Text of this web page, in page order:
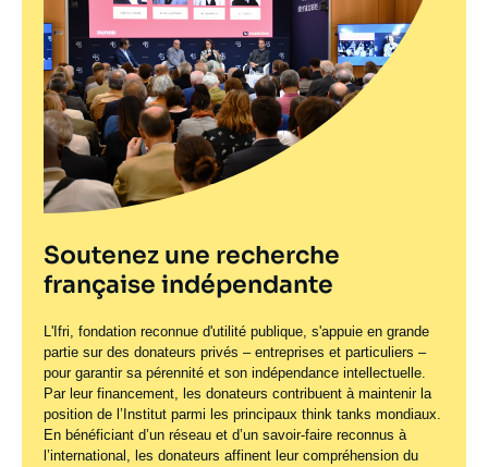
Soutenez une recherche
française indépendante
L'Ifri, fondation reconnue d'utilité publique, s'appuie en grande
partie sur des donateurs privés – entreprises et particuliers –
pour garantir sa pérennité et son indépendance intellectuelle.
Par leur financement, les donateurs contribuent à maintenir la
position de l’Institut parmi les principaux think tanks mondiaux.
En bénéficiant d’un réseau et d’un savoir-faire reconnus à
l’international, les donateurs affinent leur compréhension du